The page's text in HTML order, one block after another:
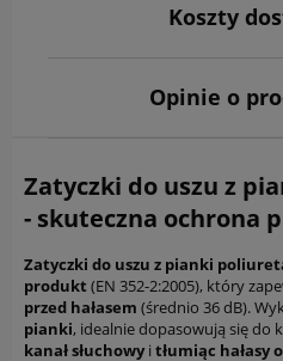
Koszty
Cena nie zawiera
Opinie o
Zatyczki do uszu z
- skuteczna ochrona
Zatyczki do uszu z pianki
produkt (EN 352-2:2005), który
przed hałasem (średnio 36 dB).
pianki, idealnie dopasowują się do
kanał słuchowyi tłumiąc hałasy